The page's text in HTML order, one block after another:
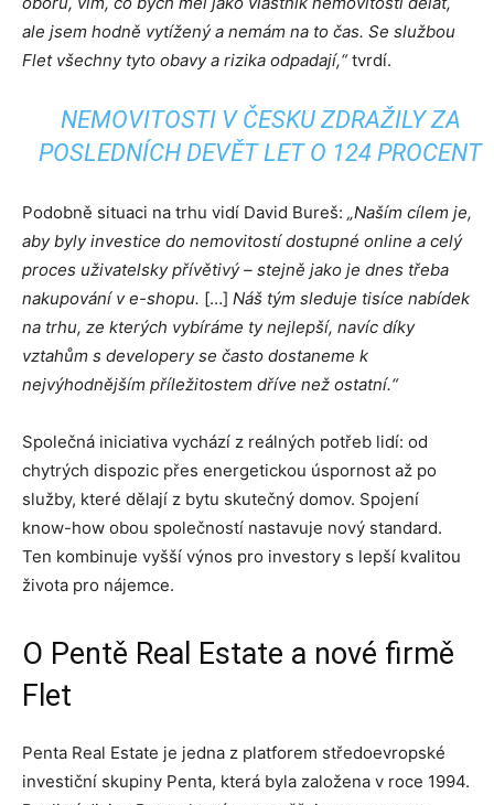
ale jsem hodně vytížený a nemám na to čas. Se službou
Flet všechny tyto obavy a rizika odpadají,“tvrdí.
NEMOVITOSTI V ČESKU ZDRAŽILY ZA
POSLEDNÍCH DEVĚT LET O 124 PROCENT
Podobně situaci na trhu vidí David Bureš: „Naším cílem je,
aby byly investice do nemovitostí dostupné online a celý
proces uživatelsky přívětivý – stejně jako je dnes třeba
nakupování v e-shopu. […] Náš tým sleduje tisíce nabídek
na trhu, ze kterých vybíráme ty nejlepší, navíc díky
vztahům s developery se často dostaneme k
nejvýhodnějším příležitostem dříve než ostatní.“
Společná iniciativa vychází z reálných potřeb lidí: od
chytrých dispozic přes energetickou úspornost až po
služby, které dělají z bytu skutečný domov. Spojení
know-how obou společností nastavuje nový standard.
Ten kombinuje vyšší výnos pro investory s lepší kvalitou
života pro nájemce.
O Pentě Real Estate a nové firmě
Flet
Penta Real Estate je jedna z platforem středoevropské
investiční skupiny Penta, která byla založena v roce 1994.